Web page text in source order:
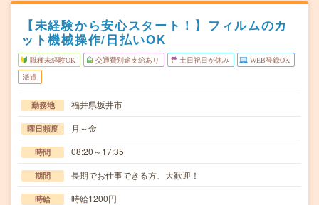
【未経験から安心スタート！】フィルムのカ
ット機械操作/日払いOK
職種未経験OK 交通費別途支給あり 土日祝日が休み WEB登録OK
派遣
勤務地 福井県坂井市
曜日頻度 月～金
時間 08:20～17:35
期間 長期でお仕事できる方、大歓迎！
時給 時給1200円